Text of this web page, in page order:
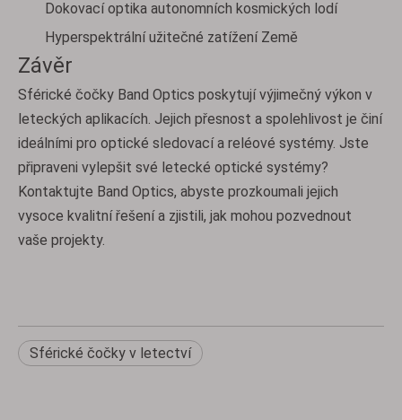
Dokovací optika autonomních kosmických lodí
Hyperspektrální užitečné zatížení Země
Závěr
Sférické čočky Band Optics poskytují výjimečný výkon v
leteckých aplikacích. Jejich přesnost a spolehlivost je činí
ideálními pro optické sledovací a reléové systémy. Jste
připraveni vylepšit své letecké optické systémy?
Kontaktujte Band Optics, abyste prozkoumali jejich
vysoce kvalitní řešení a zjistili, jak mohou pozvednout
vaše projekty.
Sférické čočky v letectví